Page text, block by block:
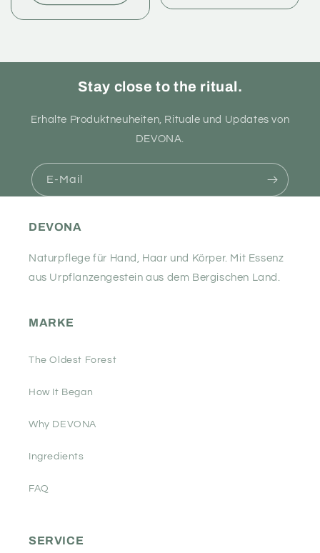
Stay close to the ritual.
Erhalte Produktneuheiten, Rituale und Updates von
DEVONA.
E-Mail
DEVONA
Naturpflege für Hand, Haar und Körper. Mit Essenz
aus Urpflanzengestein aus dem Bergischen Land.
MARKE
The Oldest Forest
How It Began
Why DEVONA
Ingredients
FAQ
SERVICE